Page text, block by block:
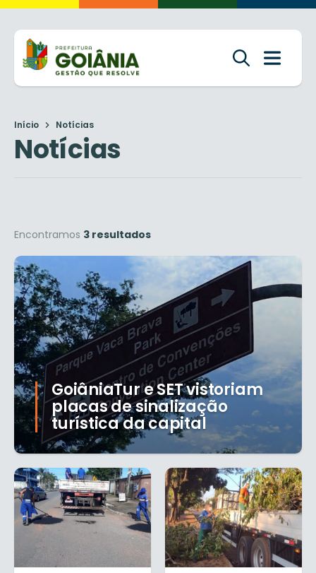
Início Notícias
Notícias
Encontramos 3 resultados
GoiâniaTur e SET vistoriam
placas de sinalização
turística da capital